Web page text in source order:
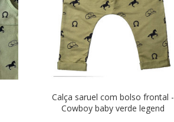
Calça saruel com bolso frontal -
Cowboy baby verde legend